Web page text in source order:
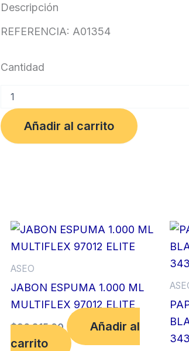
Descripción
REFERENCIA: A01354
Cantidad
1000
ML
ELITE
SANITIZANTE
Añadir al carrito
ASEO
JABON ESPUMA 1.000 ML
MULTIFLEX 97012 ELITE
$96,815.00
Añadir al
carrito